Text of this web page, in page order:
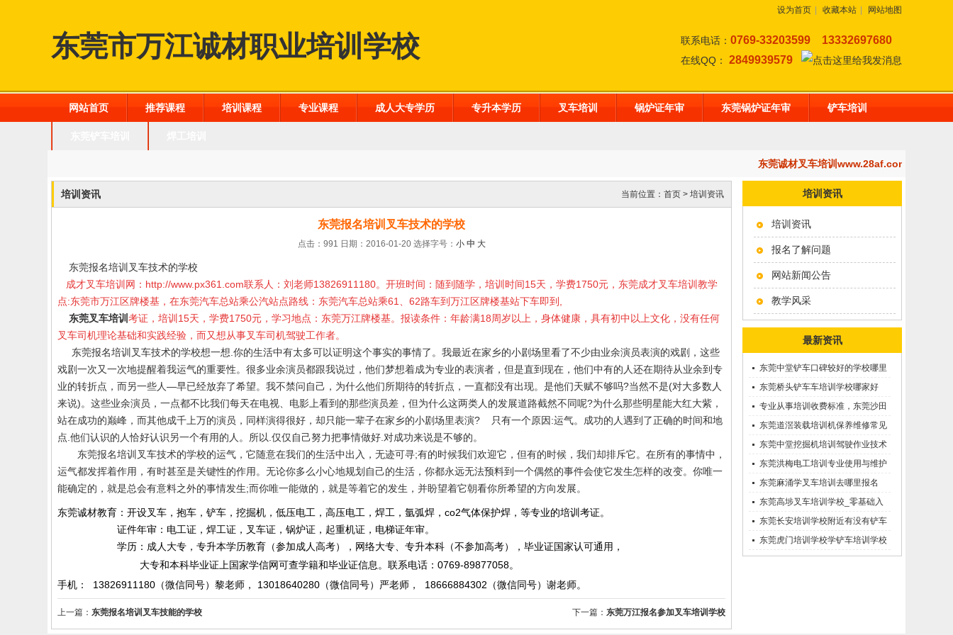
设为首页 收藏本站 网站地图
东莞市万江诚材职业培训学校 联系电话： 0769-33203599 13332697680
在线QQ： 2849939579
网站首页 推荐课程 培训课程 专业课程 成人大专学历 专升本学历 叉车培训 锅炉证年审 东莞锅炉证年审 铲车培训
东莞诚材叉车培训www.28af.com,开设：东
培训资讯
培训资讯
报名了解问题
网站新闻公告
教学风采
最新资讯
东莞中堂铲车口碑较好的学校哪里
有？
东莞桥头铲车车培训学校哪家好
呢？推荐一下
专业从事培训收费标准，东莞沙田
优质的学叉车考证价钱
东莞道滘装载培训机保养维修常见
问题等知识大全
东莞中堂挖掘机培训驾驶作业技术
东莞洪梅电工培训专业使用与维护
接触调压噐？
东莞麻涌学叉车培训去哪里报名
东莞高埗叉车培训学校_零基础入
学_随到随学
东莞长安培训学校附近有没有铲车
培训的-
东莞虎门培训学校学铲车培训学校
在哪里_
培训资讯 当前位置： 首页 > 培训资讯
东莞报名培训叉车技术的学校
点击：991 日期：2016-01-20 选择字号： 小 中 大
东莞报名培训叉车技术的学校
成才叉车培训网： http://www.px361.com联系人：刘老师13826911180。开班时间：随到随学，培训时间15天，学费1750元，东莞成才叉车培训教学
点:东莞市万江区牌楼基，在东莞汽车总站乘公汽站点路线：东莞汽车总站乘61、62路车到万江区牌楼基站下车即到,
东莞叉车培训 考证，培训15天，学费1750元，学习地点：东莞万江牌楼基。报读条件：年龄满18周岁以上，身体健康，具有初中以上文化，没有任何
叉车司机理论基础和实践经验，而又想从事叉车司机驾驶工作者。
东莞报名培训叉车技术的学校想一想.你的生活中有太多可以证明这个事实的事情了。我最近在家乡的小剧场里看了不少由业余演员表演的戏剧，这些
戏剧一次又一次地提醒着我运气的重要性。很多业余演员都跟我说过，他们梦想着成为专业的表演者，但是直到现在，他们中有的人还在期待从业余到专
业的转折点，而另一些人—早已经放弃了希望。我不禁问自己，为什么他们所期待的转折点，一直都没有出现。是他们天赋不够吗?当然不是(对大多数人
来说)。这些业余演员，一点都不比我们每天在电视、电影上看到的那些演员差，但为什么这两类人的发展道路截然不同呢?为什么那些明星能大红大紫，
站在成功的巅峰，而其他成千上万的演员，同样演得很好，却只能一辈子在家乡的小剧场里表演? 只有一个原因:运气。成功的人遇到了正确的时间和地
点.他们认识的人恰好认识另一个有用的人。所以.仅仅自己努力把事情做好.对成功来说是不够的。
东莞报名培训叉车技术的学校的运气，它随意在我们的生活中出入，无迹可寻;有的时候我们欢迎它，但有的时候，我们却排斥它。在所有的事情中，
运气都发挥着作用，有时甚至是关键性的作用。无论你多么小心地规划自己的生活，你都永远无法预料到一个偶然的事件会使它发生怎样的改变。你唯一
能确定的，就是总会有意料之外的事情发生;而你唯一能做的，就是等着它的发生，并盼望着它朝看你所希望的方向发展。
东莞诚材教育：开设叉车，抱车，铲车，挖掘机，低压电工，高压电工，焊工，氩弧焊，co2气体保护焊，等专业的培训考证。
证件年审：电工证，焊工证，叉车证，锅炉证，起重机证，电梯证年审。
学历：成人大专，专升本学历教育（参加成人高考），网络大专、专升本科（不参加高考），毕业证国家认可通用，
大专和本科毕业证上国家学信网可查学籍和毕业证信息。 联系电话 ： 0769-89877058。
手机： 13826911180（微信同号）黎老师， 13018640280 （微信同号）严老师 ， 18666884302 （微信同号） 谢老师。
上一篇： 东莞报名培训叉车技能的学校 下一篇： 东莞万江报名参加叉车培训学校